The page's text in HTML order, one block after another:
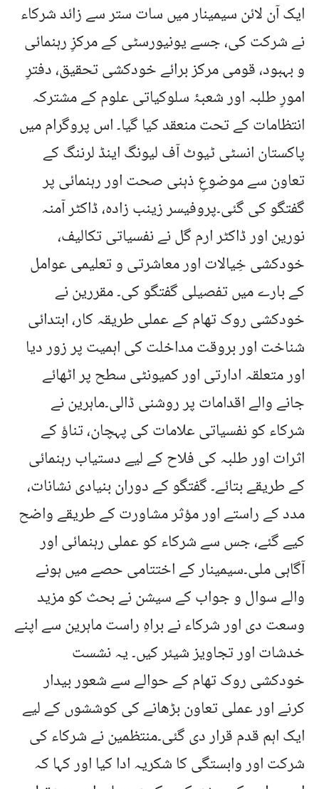
ایک آن لائن سیمینار میں سات ستر سے زائد شرکاء
نے شرکت کی، جسے یونیورسٹی کے مرکزِ رہنمائی
و بہبود، قومی مرکز برائے خودکشی تحقیق، دفترِ
امورِ طلبہ اور شعبۂ سلوکیاتی علوم کے مشترکہ
انتظامات کے تحت منعقد کیا گیا۔ اس پروگرام میں
پاکستان انسٹی ٹیوٹ آف لیونگ اینڈ لرننگ کے
تعاون سے موضوعِ ذہنی صحت اور رہنمائی پر
گفتگو کی گئی۔پروفیسر زینب زادہ، ڈاکٹر آمنہ
نورین اور ڈاکٹر ارم گل نے نفسیاتی تکالیف،
خودکشی خِیالات اور معاشرتی و تعلیمی عوامل
کے بارے میں تفصیلی گفتگو کی۔ مقررین نے
خودکشی روک تھام کے عملی طریقہ کار، ابتدائی
شناخت اور بروقت مداخلت کی اہمیت پر زور دیا
اور متعلقہ ادارتی اور کمیونٹی سطح پر اٹھائے
جانے والے اقدامات پر روشنی ڈالی۔ماہرین نے
شرکاء کو نفسیاتی علامات کی پہچان، تناؤ کے
اثرات اور طلبہ کی فلاح کے لیے دستیاب رہنمائی
کے طریقے بتائے۔ گفتگو کے دوران بنیادی نشانات،
مدد کے راستے اور مؤثر مشاورت کے طریقے واضح
کیے گئے، جس سے شرکاء کو عملی رہنمائی اور
آگاہی ملی۔سیمینار کے اختتامی حصے میں ہونے
والے سوال و جواب کے سیشن نے بحث کو مزید
وسعت دی اور شرکاء نے براہِ راست ماہرین سے اپنے
خدشات اور تجاویز شیئر کیں۔ یہ نشست
خودکشی روک تھام کے حوالے سے شعور بیدار
کرنے اور عملی تعاون بڑھانے کی کوششوں کے لیے
ایک اہم قدم قرار دی گئی۔منتظمین نے شرکاء کی
شرکت اور وابستگی کا شکریہ ادا کیا اور کہا کہ